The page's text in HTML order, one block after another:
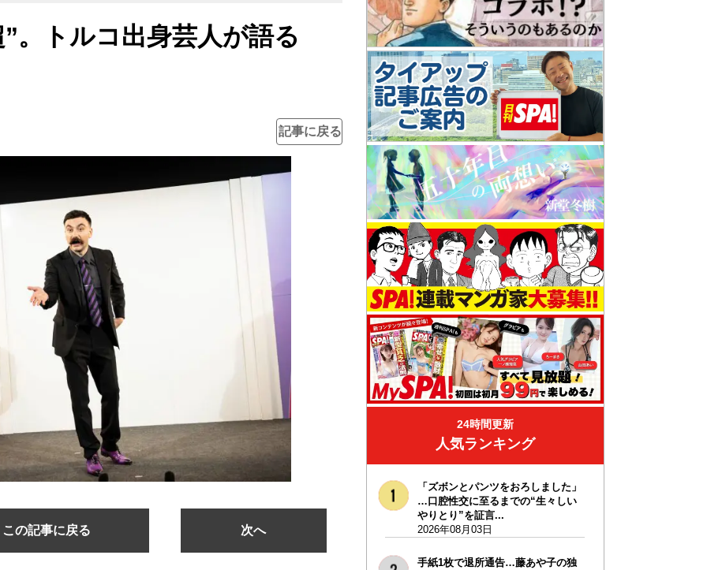
。トルコ出身芸人が語る
記事に戻る
この記事に戻る 次へ
24時間更新
人気ランキング
「ズボンとパンツをおろしました」
…口腔性交に至るまでの“生々しい
やりとり”を証言...
2026年08月03日
手紙1枚で退所通告…藤あや子の独